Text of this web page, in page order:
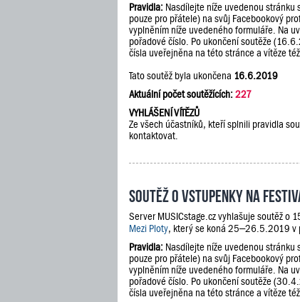
Pravidla: Nasdílejte níže uvedenou stránku
pouze pro přátele) na svůj Facebookový
vyplněním níže uvedeného formuláře. Na
pořadové číslo. Po ukončení soutěže
čísla uveřejněna na této stránce a vítěze
Tato soutěž byla ukončena 16.6.2019
Aktuální počet soutěžících:227
VYHLÁŠENÍ VÍTĚZŮ
Ze všech účastníků, kteří splnili pravidla
kontaktovat.
Soutěž o vstupenky na
Server MUSICstage.cz vyhlašuje soutěž o
Mezi Ploty, který se koná 25–26.5.2019 v
Pravidla: Nasdílejte níže uvedenou stránku
pouze pro přátele) na svůj Facebookový
vyplněním níže uvedeného formuláře. Na
pořadové číslo. Po ukončení soutěže
čísla uveřejněna na této stránce a vítěze